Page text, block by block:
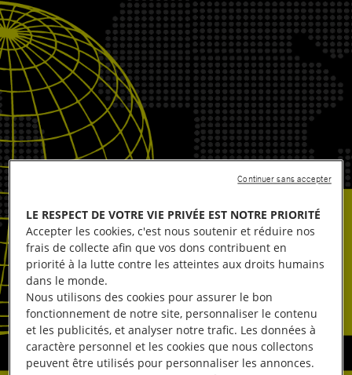
LE RESPECT DE VOTRE VIE PRIVÉE EST NOTRE PRIORITÉ
Accepter les cookies, c'est nous soutenir et réduire nos
frais de collecte afin que vos dons contribuent en
priorité à la lutte contre les atteintes aux droits humains
dans le monde.
Nous utilisons des cookies pour assurer le bon
fonctionnement de notre site, personnaliser le contenu
et les publicités, et analyser notre trafic. Les données à
caractère personnel et les cookies que nous collectons
peuvent être utilisés pour personnaliser les annonces.
Continuer sans accepter